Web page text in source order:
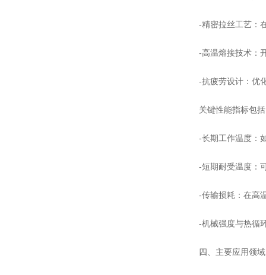
-精密拉丝工艺：
-高温熔接技术：
-抗疲劳设计：优
关键性能指标包
-长期工作温度
-短期耐受温度：
-传输损耗：在高
-机械强度与热循
四、主要应用领域